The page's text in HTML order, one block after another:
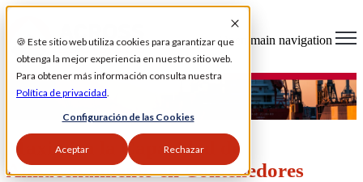
🍪 Este sitio web utiliza cookies para garantizar que
obtenga la mejor experiencia en nuestro sitio web.
Para obtener más información consulta nuestra
Política de privacidad.
Configuración de las Cookies
Aceptar Rechazar
Open main navigation
Maximiza la Capacidad de
Almacenamiento en Contenedores